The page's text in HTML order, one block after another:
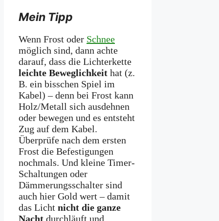
Mein Tipp
Wenn Frost oder Schnee
möglich sind, dann achte
darauf, dass die Lichterkette
leichte Beweglichkeit hat (z.
B. ein bisschen Spiel im
Kabel) – denn bei Frost kann
Holz/Metall sich ausdehnen
oder bewegen und es entsteht
Zug auf dem Kabel.
Überprüfe nach dem ersten
Frost die Befestigungen
nochmals. Und kleine Timer-
Schaltungen oder
Dämmerungsschalter sind
auch hier Gold wert – damit
das Licht nicht die ganze
Nacht durchläuft und